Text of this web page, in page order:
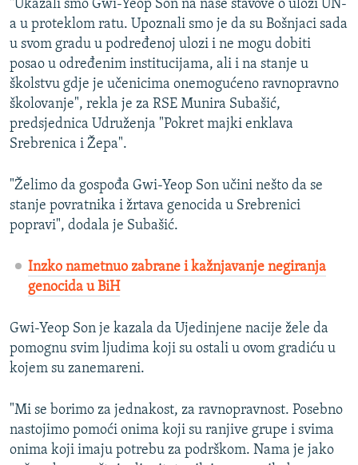
"Ukazali smo Gwi-Yeop Son na naše stavove o ulozi UN-
a u proteklom ratu. Upoznali smo je da su Bošnjaci sada
u svom gradu u podređenoj ulozi i ne mogu dobiti
posao u određenim institucijama, ali i na stanje u
školstvu gdje je učenicima onemogućeno ravnopravno
školovanje", rekla je za RSE Munira Subašić,
predsjednica Udruženja "Pokret majki enklava
Srebrenica i Žepa".
"Želimo da gospođa Gwi-Yeop Son učini nešto da se
stanje povratnika i žrtava genocida u Srebrenici
popravi", dodala je Subašić.
Inzko nametnuo zabrane i kažnjavanje negiranja
genocida u BiH
Gwi-Yeop Son je kazala da Ujedinjene nacije žele da
pomognu svim ljudima koji su ostali u ovom gradiću u
kojem su zanemareni.
"Mi se borimo za jednakost, za ravnopravnost. Posebno
nastojimo pomoći onima koji su ranjive grupe i svima
onima koji imaju potrebu za podrškom. Nama je jako